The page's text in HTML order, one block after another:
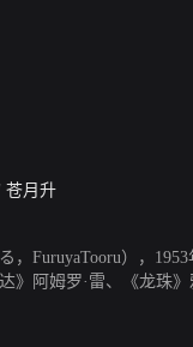
苍月升
，FuruyaTooru），
》阿姆罗·雷、《龙珠
音色清澈响亮，有一种